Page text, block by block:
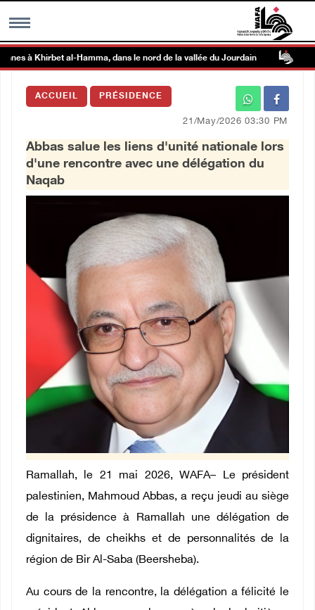
MENU
Galerie d’images
Centre palestinien
English
à Khirbet al-Hamma, dans le nord de la vallée du Jourdain
ACCUEIL PRÉSIDENCE
21/May/2026 03:30 PM
Abbas salue les liens d'unité nationale lors
d'une rencontre avec une délégation du
Naqab
Ramallah, le 21 mai 2026, WAFA– Le président
palestinien, Mahmoud Abbas, a reçu jeudi au siège
de la présidence à Ramallah une délégation de
dignitaires, de cheikhs et de personnalités de la
région de Bir Al-Saba (Beersheba).
Au cours de la rencontre, la délégation a félicité le